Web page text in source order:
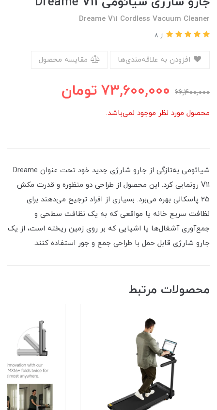
Dreame V11 Cordless Vacuum Cleaner
از 8
مقایسه محصول
66,400,000
73,600,000 تومان
محصول مورد نظر موجود نمی‌باشد.
شیائومی به‌تازگی از جارو شارژی جدید خود تحت عنوان Dreame
V11 رونمایی کرد. این محصول از طراحی دو منظوره و قدرت مکش
25 پاسکالی بهره می‌برد. بسیاری از افراد ترجیح می‌دهند برای
نظافت سریع خانه یا مواقعی که به یک نظافت سطحی و
جمع‌آوری آشغال‌ها یا اشیایی که بر روی زمین ریخته است، از یک
جارو شارژی قابل حمل با طراحی جمع و جور استفاده کنند.
محصولات مرتبط